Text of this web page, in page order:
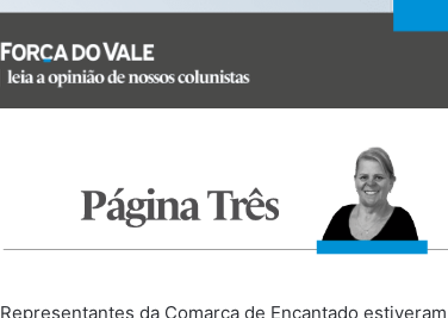
Representantes da Comarca de Encantado